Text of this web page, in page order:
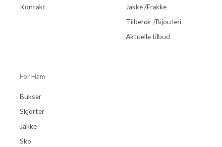
Kontakt
Jakke /Frakke
Tilbehør /Bijouteri
Aktuelle tilbud
For Ham
Bukser
Skjorter
Jakke
Sko